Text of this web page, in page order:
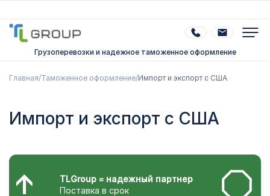
Грузоперевозки и надежное таможенное оформление
Главная/Таможенное оформление/Импорт и экспорт с США
Импорт и экспорт с США
TLGroup = надежный партнер
Поставка в срок